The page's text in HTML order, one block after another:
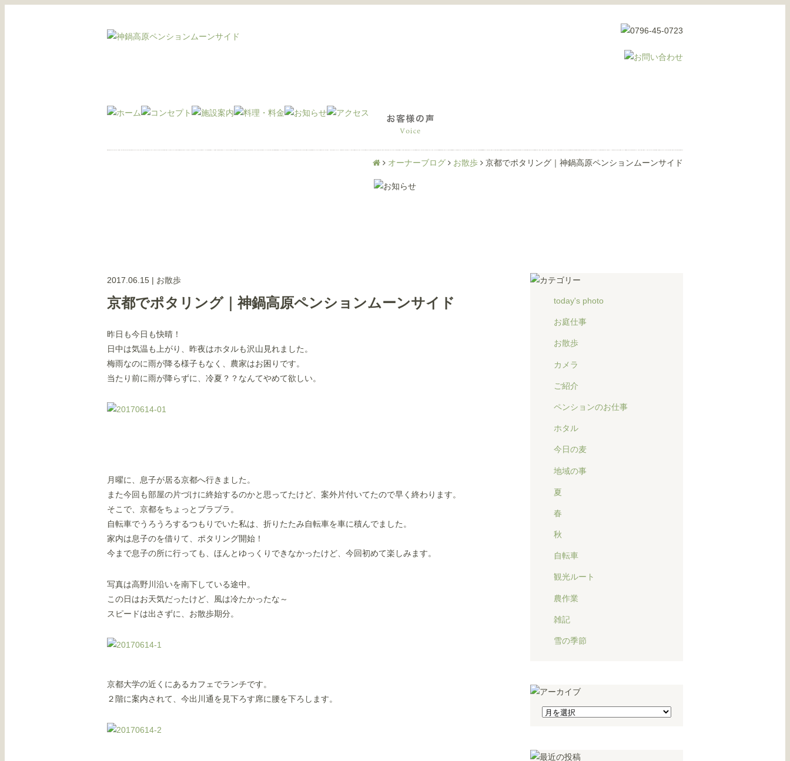
オーナーブログ お散歩 京都でポタリング｜神鍋高原ペンションムーンサイド
2017.06.15 | お散歩
京都でポタリング｜神鍋高原ペンションムーンサイド
昨日も今日も快晴！
日中は気温も上がり、昨夜はホタルも沢山見れました。
梅雨なのに雨が降る様子もなく、農家はお困りです。
当たり前に雨が降らずに、冷夏？？なんてやめて欲しい。
月曜に、息子が居る京都へ行きました。
また今回も部屋の片づけに終始するのかと思ってたけど、案外片付いてたので早く終わります。
そこで、京都をちょっとブラブラ。
自転車でうろうろするつもりでいた私は、折りたたみ自転車を車に積んでました。
家内は息子のを借りて、ポタリング開始！
今まで息子の所に行っても、ほんとゆっくりできなかったけど、今回初めて楽しみます。
写真は高野川沿いを南下している途中。
この日はお天気だったけど、風は冷たかったな～
スピードは出さずに、お散歩期分。
京都大学の近くにあるカフェでランチです。
２階に案内されて、今出川通を見下ろす席に腰を下ろします。
today's photo
お庭仕事
お散歩
カメラ
ご紹介
ペンションのお仕事
ホタル
今日の麦
地域の事
夏
春
秋
自転車
観光ルート
農作業
雑記
雪の季節